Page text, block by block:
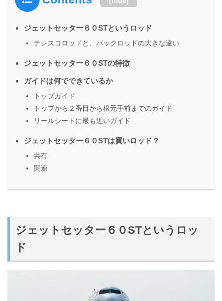
ジェットセッター６０STというロッド
テレスコロッドと、パックロッドの大きな違い
ジェットセッター６０STの特徴
ガイドは何でできているか
トップガイド
トップから２番目から根元手前までのガイド
リールシートに最も近いガイド
ジェットセッター６０STは買いロッド？
共有:
関連
ジェットセッター６０STというロッ
ド